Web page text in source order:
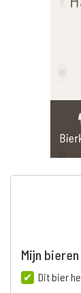
Mijn bieren
Dit bier